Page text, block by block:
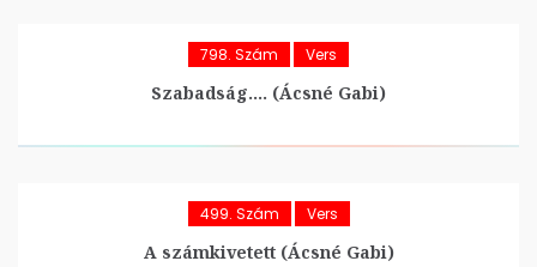
798. Szám Vers
Szabadság…. (Ácsné Gabi)
499. Szám Vers
A számkivetett (Ácsné Gabi)